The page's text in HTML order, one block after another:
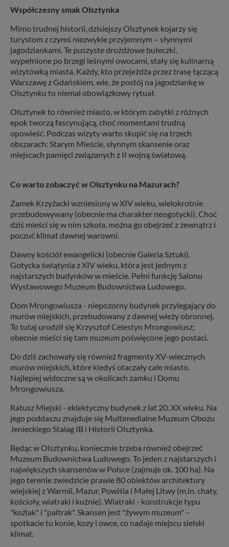
Współczesny smak Olsztynka
Mimo trudnej historii, dzisiejszy Olsztynek kojarzy się
turystom z czymś niezwykle przyjemnym – słynnymi
jagodziankami. Te puszyste drożdżowe bułeczki,
wypełnione po brzegi leśnymi owocami, stały się kulinarną
wizytówką miasta. Każdy, kto przejeżdża przez trasę łączącą
Warszawę z Gdańskiem, wie, że postój na jagodziankę w
Olsztynku to niemal obowiązkowy rytuał.
Olsztynek to również miasto, w którym zabytki z różnych
epok tworzą fascynującą, choć momentami trudną
opowieść. Podczas wizyty warto skupić się na trzech
obszarach: Starym Mieście, słynnym skansenie oraz
miejscach pamięci związanych z II wojną światową.
Co warto zobaczyć w Olsztynku na Mazurach?
Zamek Krzyżacki wzniesiony w XIV wieku, wielokrotnie
przebudowywany (obecnie ma charakter neogotycki). Choć
dziś mieści się w nim szkoła, można go obejrzeć z zewnątrz i
poczuć klimat dawnej warowni.
Dawny kościół ewangelicki (obecnie Galeria Sztuki).
Gotycka świątynia z XIV wieku, która jest jednym z
najstarszych budynków w mieście. Pełni funkcję Salonu
Wystawowego Muzeum Budownictwa Ludowego.
Dom Mrongowiusza - niepozorny budynek przylegający do
murów miejskich, przebudowany z dawnej wieży obronnej.
To tutaj urodził się Krzysztof Celestyn Mrongowiusz;
obecnie mieści się tam muzeum poświęcone jego postaci.
Do dziś zachowały się również fragmenty XV-wiecznych
murów miejskich, które kiedyś otaczały całe miasto.
Najlepiej widoczne są w okolicach zamku i Domu
Mrongowiusza.
Ratusz Miejski - eklektyczny budynek z lat 20. XX wieku. Na
jego poddaszu znajduje się Multimedialne Muzeum Obozu
Jenieckiego Stalag IB i Historii Olsztynka.
Będąc w Olsztynku, koniecznie trzeba również obejrzeć
Muzeum Budownictwa Ludowego. To jeden z najstarszych i
największych skansenów w Polsce (zajmuje ok. 100 ha). Na
jego terenie zwiedzicie prawie 80 obiektów architektury
wiejskiej z Warmii, Mazur, Powiśla i Małej Litwy (m.in. chaty,
kościoły, wiatraki i kuźnie). Wiatraki - konstrukcje typu
"koźlak" i "paltrak". Skansen jest "żywym muzeum" –
spotkacie tu konie, kozy i owce, co nadaje miejscu sielski
klimat.